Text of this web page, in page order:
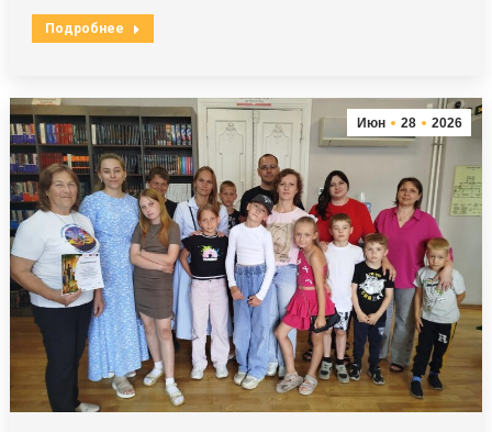
Подробнее
Июн 28 2026